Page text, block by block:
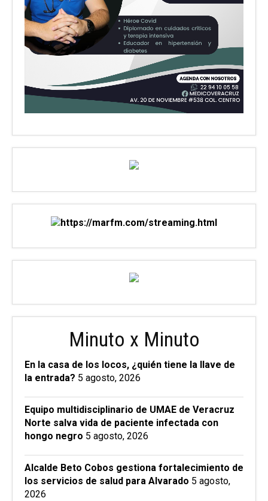
Minuto x Minuto
En la casa de los locos, ¿quién tiene la llave de
la entrada? 5 agosto, 2026
Equipo multidisciplinario de UMAE de Veracruz
Norte salva vida de paciente infectada con
hongo negro 5 agosto, 2026
Alcalde Beto Cobos gestiona fortalecimiento de
los servicios de salud para Alvarado 5 agosto,
2026